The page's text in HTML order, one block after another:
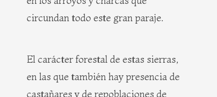
circundan todo este gran paraje.
El carácter forestal de estas sierras,
en las que también hay presencia de
castañares y de repoblaciones de